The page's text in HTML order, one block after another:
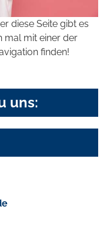
diese Seite gibt es
mal mit einer der
finden!
uns: